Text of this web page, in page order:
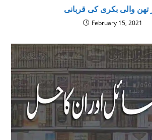
تھن والی بکری کی قربانی
February 15, 2021